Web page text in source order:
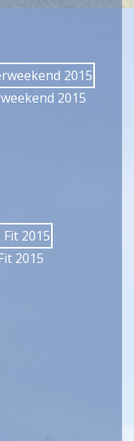
2015
2015